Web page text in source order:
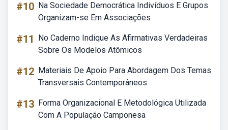
#10 Na Sociedade Democrática Indivíduos E Grupos
Organizam-se Em Associações
#11
No Caderno Indique As Afirmativas Verdadeiras
Sobre Os Modelos Atômicos
#12 Materiais De Apoio Para Abordagem Dos Temas
Transversais Contemporâneos
#13 Forma Organizacional E Metodológica Utilizada
Com A População Camponesa